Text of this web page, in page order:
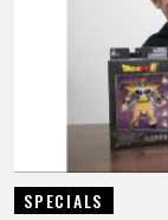
SPECIALS